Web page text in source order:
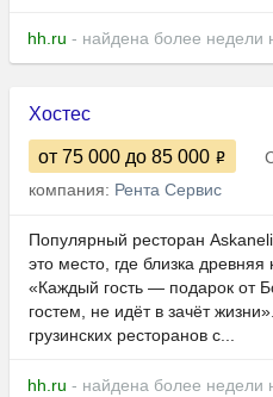
hh.ru - найдена более недели
Хостес
от 75 000 до 85 000
компания: Рента Сервис
Популярный ресторан
это место, где близка древняя
«Каждый гость — подарок от
гостем, не идёт в зачёт
грузинских ресторанов с...
hh.ru - найдена более недели